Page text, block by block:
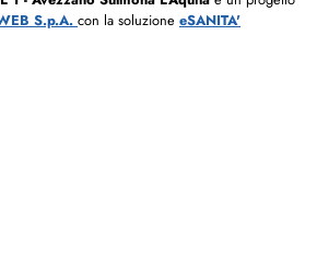
S.p.A. con la soluzione eSANITA'